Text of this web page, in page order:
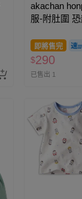
akachan
服-附肚圍
即將售完
$290
已售出 1